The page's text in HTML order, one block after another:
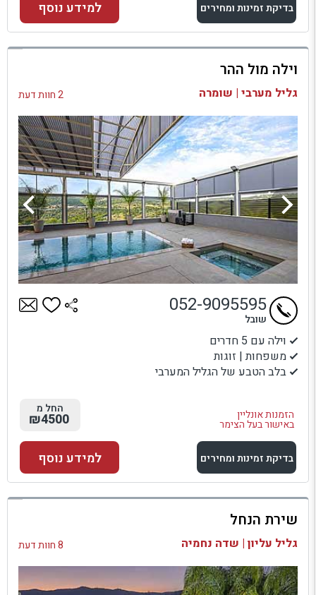
בדיקת זמינות ומחירים
למתחם זה
בדיקת זמינות ומחירים
למידע נוסף
וילה מול ההר
גליל מערבי | שומרה 2 חוות דעת
וילה עם 5 חדרים
משפחות | זוגות
בלב הטבע של הגליל המערבי
הזמנות אונליין
באישור בעל הצימר
052-9095595
שובל
החל מ
₪4500
בדיקת זמינות ומחירים
למתחם זה
בדיקת זמינות ומחירים
למידע נוסף
שירת הנחל
גליל עליון | שדה נחמיה 8 חוות דעת